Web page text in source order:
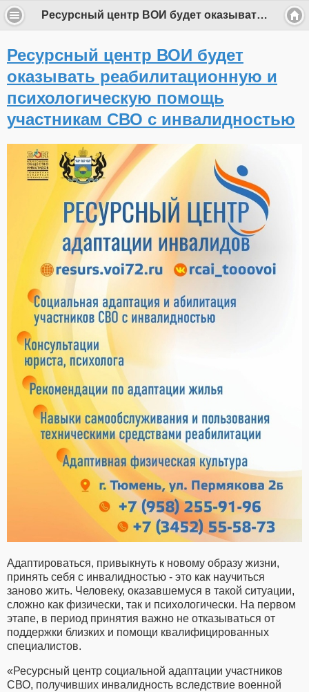
Ресурсный центр ВОИ будет оказывать реабилитационную и психологическую помощь участникам СВО с инвалидностью
Ресурсный центр ВОИ будет
оказывать реабилитационную и
психологическую помощь
участникам СВО с инвалидностью
Адаптироваться, привыкнуть к новому образу жизни,
принять себя с инвалидностью - это как научиться
заново жить. Человеку, оказавшемуся в такой ситуации,
сложно как физически, так и психологически. На первом
этапе, в период принятия важно не отказываться от
поддержки близких и помощи квалифицированных
специалистов.
«Ресурсный центр социальной адаптации участников
СВО, получивших инвалидность вследствие военной